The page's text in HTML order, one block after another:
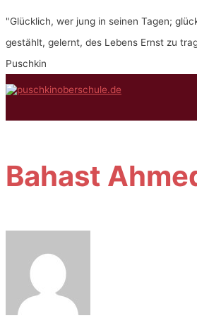
Inhalt
"Glücklich, wer jung in seinen Tagen;
gestählt, gelernt, des Lebens Ernst zu
Puschkin
Bahast